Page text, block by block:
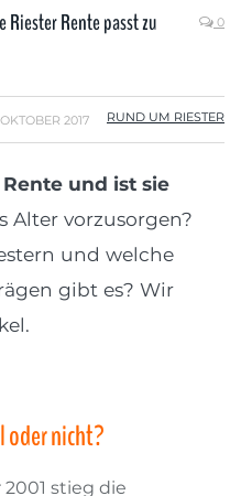
Riester Rente passt zu
0
2017 RUND UM RIESTER
Rente und ist sie
Alter vorzusorgen?
und welche
gibt es? Wir
oder nicht?
stieg die